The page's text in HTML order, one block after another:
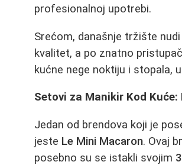
profesionalnoj upotrebi.
Srećom, današnje tržište
kvalitet, a po znatno
kućne nege noktiju i stopala,
Setovi za Manikir Kod
Jedan od brendova koji je
jeste Le Mini Macaron. Ovaj
posebno su se istakli svojim